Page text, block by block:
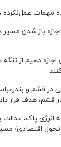
مهمات
باز شدن مسیر
اجازه دهیم از تنگه
در قشم و
قشم، هدف قرار
پاک، عدالت
اقتصادی/